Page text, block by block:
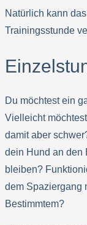
Natürlich kann
Trainingsstunde
Du möchtest ein
Vielleicht
damit aber
dein Hund an den
bleiben?
dem Spaziergang
Bestimmtem?